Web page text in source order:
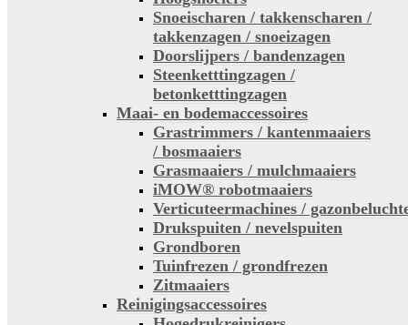
Snoeischaren / takkenscharen /
takkenzagen / snoeizagen
Doorslijpers / bandenzagen
Steenketttingzagen /
betonketttingzagen
Maai- en bodemaccessoires
Grastrimmers / kantenmaaiers
/ bosmaaiers
Grasmaaiers / mulchmaaiers
iMOW® robotmaaiers
Verticuteermachines /
Drukspuiten / nevelspuiten
Grondboren
Tuinfrezen / grondfrezen
Zitmaaiers
Reinigingsaccessoires